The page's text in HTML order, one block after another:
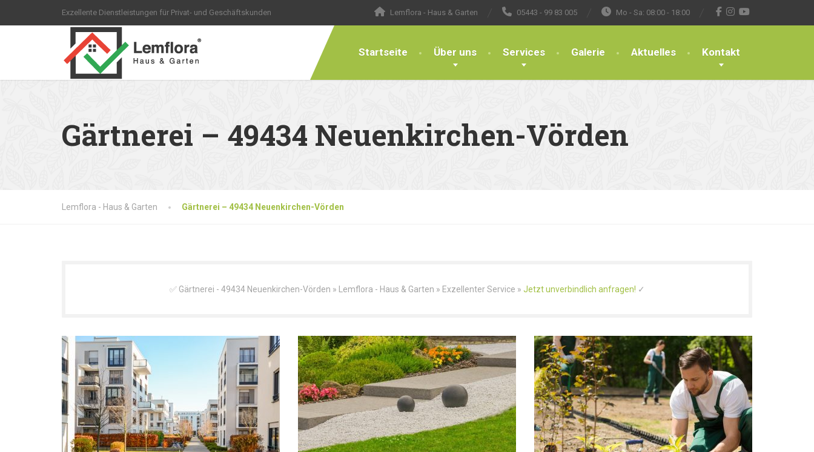
Exzellente Dienstleistungen für Privat- und Geschäftskunden Lemflora - Haus & Garten 05443 - 99 83 005 Mo - Sa: 08:00 - 18:00
Startseite Über uns Services Galerie Aktuelles Kontakt
Gärtnerei – 49434 Neuenkirchen-Vörden
Lemflora - Haus & Garten Gärtnerei – 49434 Neuenkirchen-Vörden
✅ Gärtnerei - 49434 Neuenkirchen-Vörden » Lemflora - Haus & Garten » Exzellenter Service » Jetzt unverbindlich anfragen! ✓